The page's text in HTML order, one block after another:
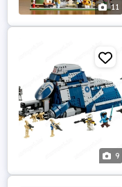
11
9